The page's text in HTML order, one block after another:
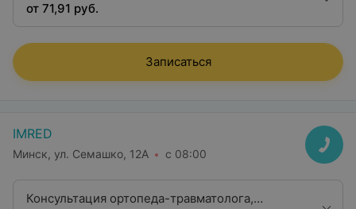
медицинских наук
от 71,91 руб.
Записаться
IMRED
Минск, ул. Семашко, 12А с 08:00
Консультация ортопеда-травматолога,